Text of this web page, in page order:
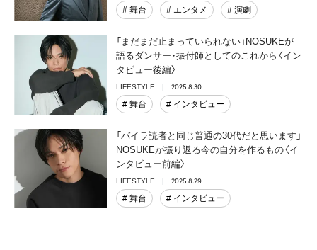
# 舞台
# エンタメ # 演劇
「まだまだ止まっていられない」NOSUKEが
語るダンサー・振付師としてのこれから〈イン
タビュー後編〉
LIFESTYLE
2025.8.30
# 舞台
# インタビュー
「バイラ読者と同じ普通の30代だと思います」
NOSUKEが振り返る今の自分を作るもの〈イ
ンタビュー前編〉
LIFESTYLE
2025.8.29
# 舞台
# インタビュー